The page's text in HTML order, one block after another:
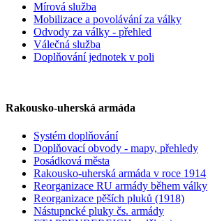
Mírová služba
Mobilizace a povolávání za války
Odvody za války - přehled
Válečná služba
Doplňování jednotek v poli
Rakousko-uherská armáda
Systém doplňování
Doplňovací obvody - mapy, přehledy
Posádková města
Rakousko-uherská armáda v roce 1914
Reorganizace RU armády během války
Reorganizace pěších pluků (1918)
Nástupncké pluky čs. armády